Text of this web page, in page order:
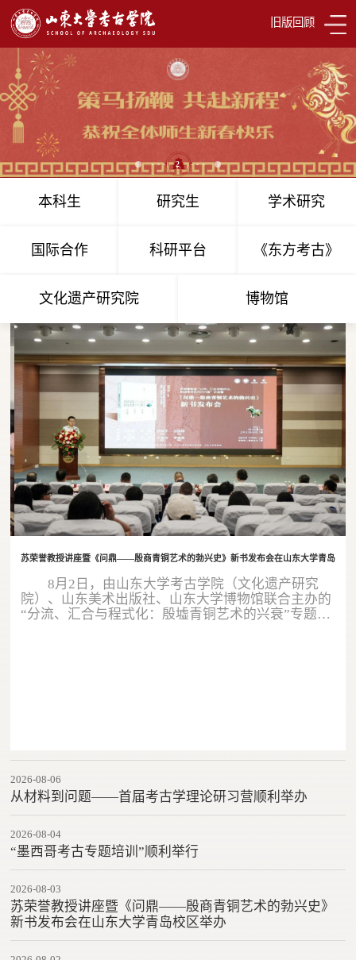
旧版回顾
1 2 3
本科生 研究生 学术研究
国际合作 科研平台 《东方考古》
文化遗产研究院 博物馆
COLLEGE NEWS
苏荣誉教授讲座暨《问鼎——殷商青铜艺术的勃兴史》新书发布会在山东大学青岛校区
8月2日，由山东大学考古学院（文化遗产研究
院）、山东美术出版社、山东大学博物馆联合主办的
“分流、汇合与程式化：殷墟青铜艺术的兴衰”专题讲
2026-08-06
从材料到问题——首届考古学理论研习营顺利举办
2026-08-04
“墨西哥考古专题培训”顺利举行
2026-08-03
苏荣誉教授讲座暨《问鼎——殷商青铜艺术的勃兴史》
新书发布会在山东大学青岛校区举办